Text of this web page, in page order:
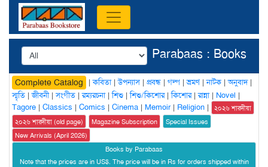
Parabaas : Books
Complete Catalog |কবিতা|উপন্যাস| প্রবন্ধ | গল্প |ভ্রমণ|নাটক |অনুবাদ|
স্মৃতি |জীবনী|সংগীত |রম্যরচনা|শিশু |শিশু/কিশোর|কিশোর|রান্না| Novel |
Tagore | Classics | Comics | Cinema | Memoir| Religion |
২০২৬ শারদীয়া
২০২৬ শারদীয়া (old page)
Magazine Subscription
Special Issues
New Arrivals (April 2026)
Books by Parabaas
Note that the prices are in US$. The price will be in Rs for orders shipped within